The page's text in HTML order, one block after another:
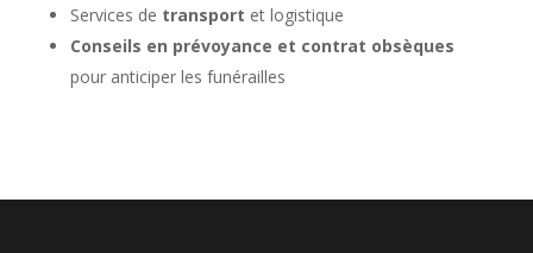
Services de transport et logistique
Conseils en prévoyance et contrat obsèques
pour anticiper les funérailles